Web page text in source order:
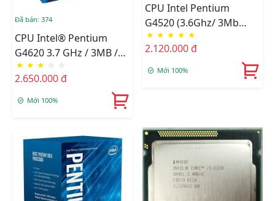
Đã bán: 374
CPU Intel® Pentium
G4620 3.7 GHz / 3MB /
HD 600 Series Graphics /
Kabylake
★ ★ ★ ☆ ☆
2.650.000 đ
Mới 100%
CPU Intel Pentium
G4520 (3.6Ghz/ 3Mb
Cache)
★ ★ ★ ★ ★
2.120.000 đ
Mới 100%